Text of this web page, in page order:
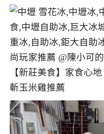
【新莊美食】家食心
斬玉米雞推薦